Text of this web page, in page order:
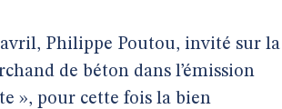
Philippe Poutou, invité sur la
de béton dans l’émission
», pour cette fois la bien